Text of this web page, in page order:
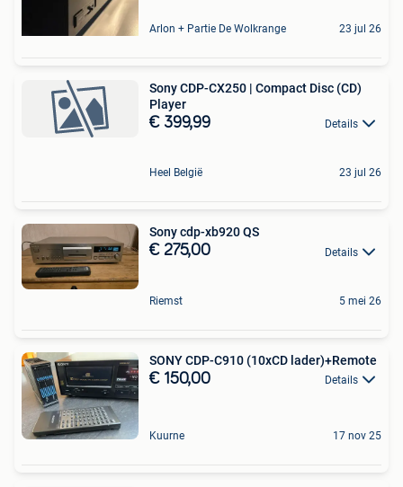
Arlon + Partie De Wolkrange 23 jul 26
Sony CDP-CX250 | Compact Disc (CD)
Player
€ 399,99 Details
Heel België 23 jul 26
Sony cdp-xb920 QS
€ 275,00 Details
Riemst 5 mei 26
SONY CDP-C910 (10xCD lader)+Remote
€ 150,00 Details
Kuurne 17 nov 25